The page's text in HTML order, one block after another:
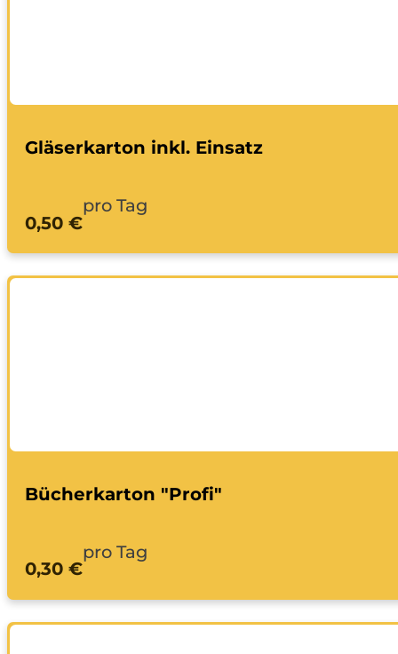
Gläserkarton inkl. Einsatz
0,50 €
pro Tag
Bücherkarton "Profi"
0,30 €
pro Tag